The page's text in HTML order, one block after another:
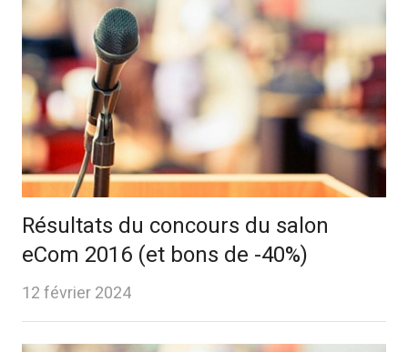
Résultats du concours du salon
eCom 2016 (et bons de -40%)
12 février 2024